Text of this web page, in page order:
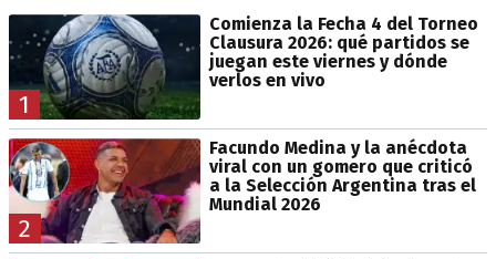
1
Comienza la Fecha 4 del Torneo
Clausura 2026: qué partidos se
juegan este viernes y dónde
verlos en vivo
2
Facundo Medina y la anécdota
viral con un gomero que criticó
a la Selección Argentina tras el
Mundial 2026